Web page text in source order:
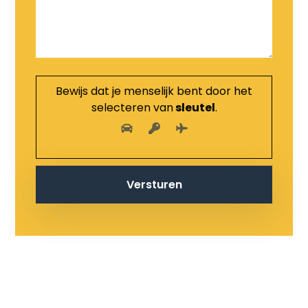
Bewijs dat je menselijk bent door het
selecteren vansleutel.
Versturen